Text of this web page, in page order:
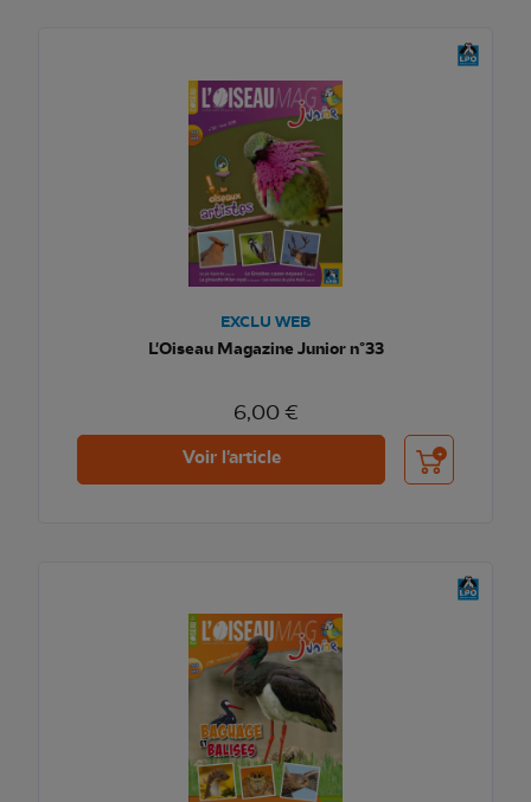
EXCLU WEB
L'Oiseau Magazine Junior n°33
6,00 €
Voir l'article Ajouter au